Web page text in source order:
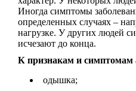
Иногда симптомы
определенных случаях –
нагрузке. У других людей
исчезают до конца.
К признакам и симптомам
одышка;